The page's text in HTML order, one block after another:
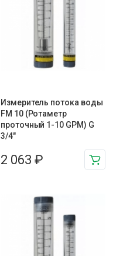
Измеритель потока воды
FM 10 (Ротаметр
проточный 1-10 GPM) G
3/4″
2 063 ₽